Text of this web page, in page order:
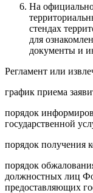
На
стендах
для
документы и
Регламент или
график приема
порядок
государственной
порядок получения
порядок
должностных лиц
предоставляющих